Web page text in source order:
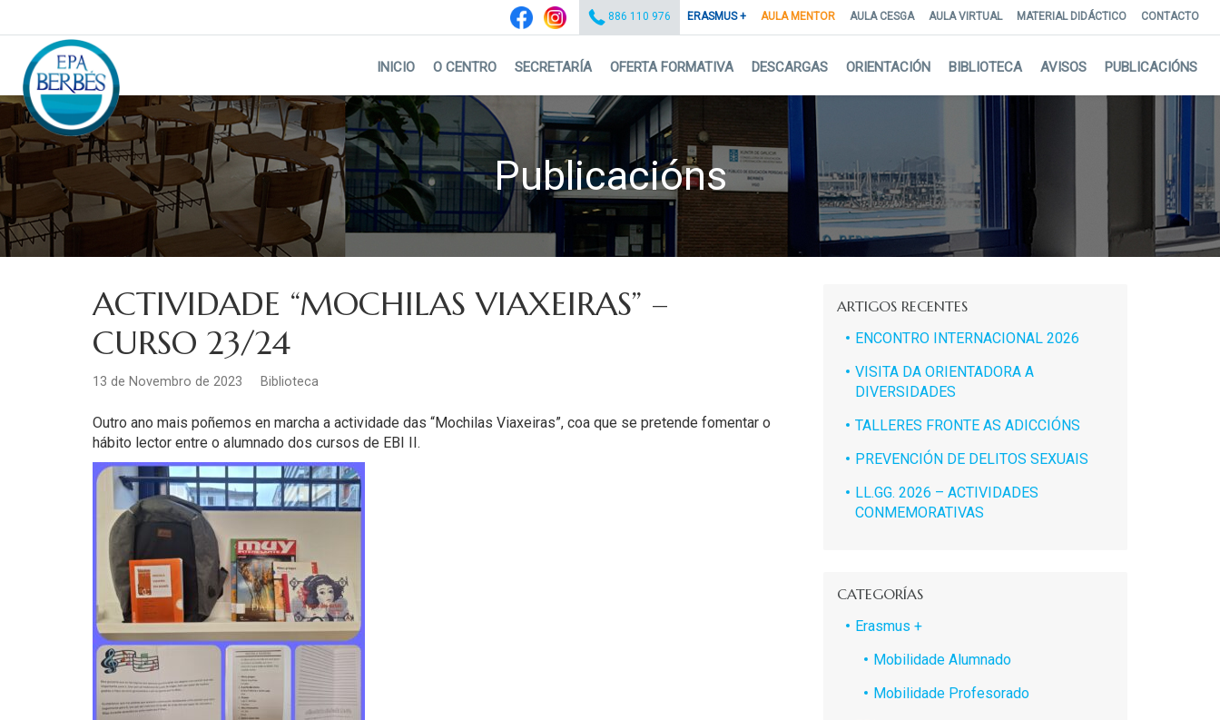
content
CONTACTO
MATERIAL DIDÁCTICO
AULA VIRTUAL
AULA CESGA
AULA MENTOR
ERASMUS +
886 110 976
INICIO O CENTRO SECRETARÍA OFERTA FORMATIVA DESCARGAS ORIENTACIÓN BIBLIOTECA AVISOS PUBLICACIÓNS
Publicacións
ACTIVIDADE “MOCHILAS VIAXEIRAS” –
CURSO 23/24
13 de Novembro de 2023 Biblioteca
Outro ano mais poñemos en marcha a actividade das “Mochilas Viaxeiras”, coa que se pretende fomentar o
hábito lector entre o alumnado dos cursos de EBI II.
ARTIGOS RECENTES
ENCONTRO INTERNACIONAL 2026
VISITA DA ORIENTADORA A
DIVERSIDADES
TALLERES FRONTE AS ADICCIÓNS
PREVENCIÓN DE DELITOS SEXUAIS
LL.GG. 2026 – ACTIVIDADES
CONMEMORATIVAS
CATEGORÍAS
Erasmus +
Mobilidade Alumnado
Mobilidade Profesorado